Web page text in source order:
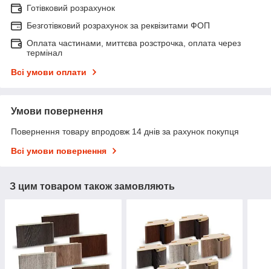
Готівковий розрахунок
Безготівковий розрахунок за реквізитами ФОП
Оплата частинами, миттєва розстрочка, оплата через
термінал
Всі умови оплати
Умови повернення
Повернення товару впродовж 14 днів за рахунок покупця
Всі умови повернення
З цим товаром також замовляють